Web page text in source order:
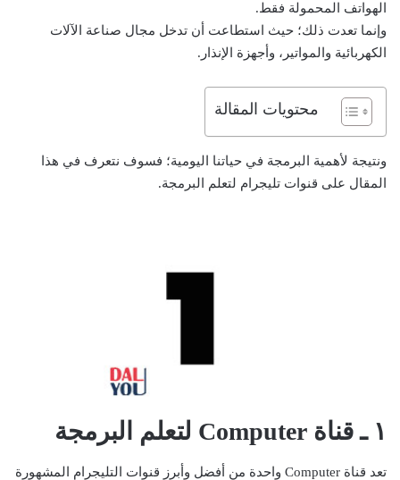
الهواتف المحمولة فقط.
وإنما تعدت ذلك؛ حيث استطاعت أن تدخل مجال صناعة الآلات
الكهربائية والمواتير، وأجهزة الإنذار.
محتويات المقالة
ونتيجة لأهمية البرمجة في حياتنا اليومية؛ فسوف نتعرف في هذا
المقال على قنوات تليجرام لتعلم البرمجة.
١ ـ قناة Computer لتعلم البرمجة
تعد قناة Computer واحدة من أفضل وأبرز قنوات التليجرام المشهورة